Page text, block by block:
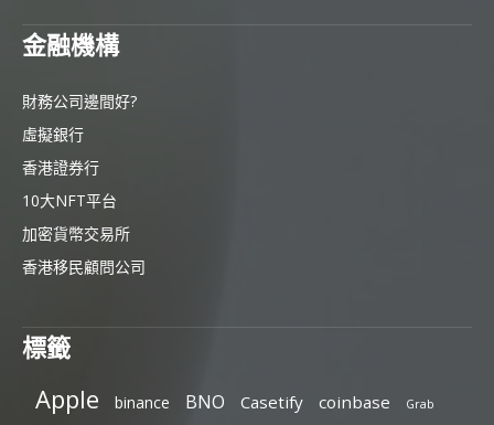
金融機構
財務公司邊間好?
虛擬銀行
香港證券行
10大NFT平台
加密貨幣交易所
香港移民顧問公司
標籤
Apple binance BNO Casetify coinbase Grab